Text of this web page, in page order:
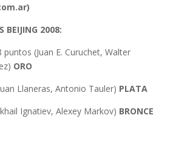
BEIJING 2008:
puntos (Juan E. Curuchet, Walter
ORO
Llaneras, Antonio Tauler) PLATA
Ignatiev, Alexey Markov) BRONCE